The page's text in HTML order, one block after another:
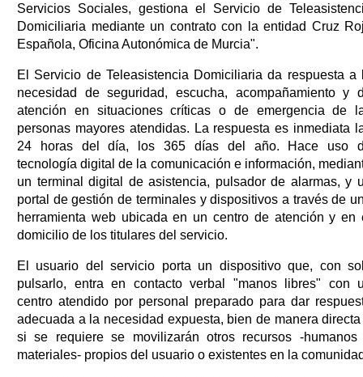
Servicios Sociales, gestiona el Servicio de
Domiciliaria mediante un contrato con la entidad Cruz
Española, Oficina Autonómica de Murcia".
El Servicio de Teleasistencia Domiciliaria da respuesta a
necesidad de seguridad, escucha, acompañamiento y
atención en situaciones críticas o de emergencia de
personas mayores atendidas. La respuesta es inmediata
24 horas del día, los 365 días del año. Hace uso
tecnología digital de la comunicación e información,
un terminal digital de asistencia, pulsador de alarmas, y
portal de gestión de terminales y dispositivos a través de
herramienta web ubicada en un centro de atención y en
domicilio de los titulares del servicio.
El usuario del servicio porta un dispositivo que, con
pulsarlo, entra en contacto verbal "manos libres" con
centro atendido por personal preparado para dar
adecuada a la necesidad expuesta, bien de manera
si se requiere se movilizarán otros recursos -humanos
materiales- propios del usuario o existentes en la